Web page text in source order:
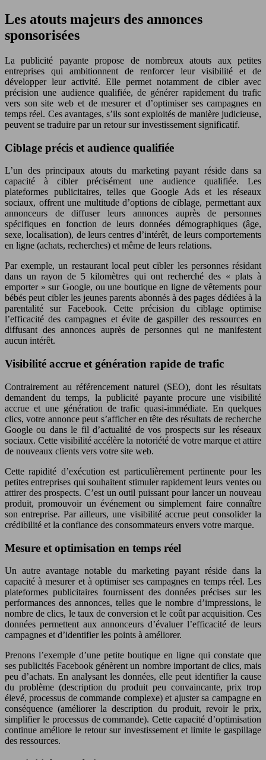
Les atouts majeurs des annonces
sponsorisées
La publicité payante propose de nombreux atouts aux petites
entreprises qui ambitionnent de renforcer leur visibilité et de
développer leur activité. Elle permet notamment de cibler avec
précision une audience qualifiée, de générer rapidement du trafic
vers son site web et de mesurer et d’optimiser ses campagnes en
temps réel. Ces avantages, s’ils sont exploités de manière judicieuse,
peuvent se traduire par un retour sur investissement significatif.
Ciblage précis et audience qualifiée
L’un des principaux atouts du marketing payant réside dans sa
capacité à cibler précisément une audience qualifiée. Les
plateformes publicitaires, telles que Google Ads et les réseaux
sociaux, offrent une multitude d’options de ciblage, permettant aux
annonceurs de diffuser leurs annonces auprès de personnes
spécifiques en fonction de leurs données démographiques (âge,
sexe, localisation), de leurs centres d’intérêt, de leurs comportements
en ligne (achats, recherches) et même de leurs relations.
Par exemple, un restaurant local peut cibler les personnes résidant
dans un rayon de 5 kilomètres qui ont recherché des « plats à
emporter » sur Google, ou une boutique en ligne de vêtements pour
bébés peut cibler les jeunes parents abonnés à des pages dédiées à la
parentalité sur Facebook. Cette précision du ciblage optimise
l’efficacité des campagnes et évite de gaspiller des ressources en
diffusant des annonces auprès de personnes qui ne manifestent
aucun intérêt.
Visibilité accrue et génération rapide de trafic
Contrairement au référencement naturel (SEO), dont les résultats
demandent du temps, la publicité payante procure une visibilité
accrue et une génération de trafic quasi-immédiate. En quelques
clics, votre annonce peut s’afficher en tête des résultats de recherche
Google ou dans le fil d’actualité de vos prospects sur les réseaux
sociaux. Cette visibilité accélère la notoriété de votre marque et attire
de nouveaux clients vers votre site web.
Cette rapidité d’exécution est particulièrement pertinente pour les
petites entreprises qui souhaitent stimuler rapidement leurs ventes ou
attirer des prospects. C’est un outil puissant pour lancer un nouveau
produit, promouvoir un événement ou simplement faire connaître
son entreprise. Par ailleurs, une visibilité accrue peut consolider la
crédibilité et la confiance des consommateurs envers votre marque.
Mesure et optimisation en temps réel
Un autre avantage notable du marketing payant réside dans la
capacité à mesurer et à optimiser ses campagnes en temps réel. Les
plateformes publicitaires fournissent des données précises sur les
performances des annonces, telles que le nombre d’impressions, le
nombre de clics, le taux de conversion et le coût par acquisition. Ces
données permettent aux annonceurs d’évaluer l’efficacité de leurs
campagnes et d’identifier les points à améliorer.
Prenons l’exemple d’une petite boutique en ligne qui constate que
ses publicités Facebook génèrent un nombre important de clics, mais
peu d’achats. En analysant les données, elle peut identifier la cause
du problème (description du produit peu convaincante, prix trop
élevé, processus de commande complexe) et ajuster sa campagne en
conséquence (améliorer la description du produit, revoir le prix,
simplifier le processus de commande). Cette capacité d’optimisation
continue améliore le retour sur investissement et limite le gaspillage
des ressources.